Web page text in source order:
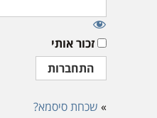
זכור אותי
» שכחת סיסמא?